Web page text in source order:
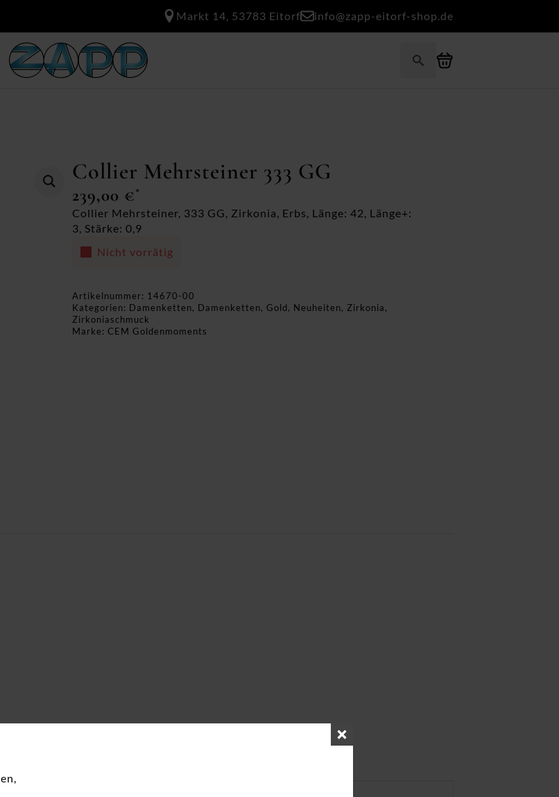
Markt 14, 53783 Eitorf info@zapp-eitorf-shop.de
Collier Mehrsteiner 333 GG
239,00 €*
Collier Mehrsteiner, 333 GG, Zirkonia, Erbs, Länge: 42, Länge+:
3, Stärke: 0,9
Nicht vorrätig
Artikelnummer: 14670-00
Kategorien: Damenketten, Damenketten, Gold, Neuheiten, Zirkonia,
Zirkoniaschmuck
Marke: CEM Goldenmoments